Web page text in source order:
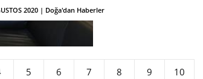
2020 | Doğa'dan Haberler
5 6 7 8 9 10